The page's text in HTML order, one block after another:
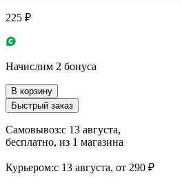
225 ₽
Начислим 2 бонуса
В корзину
Быстрый заказ
Самовывоз:c 13 августа,
бесплатно, из 1 магазина
Курьером:c 13 августа, от 290 ₽